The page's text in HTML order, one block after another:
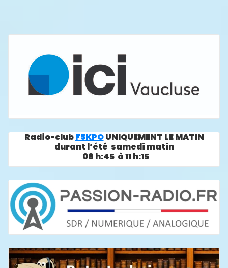
Radio-clubF5KPOUNIQUEMENT LE MATIN
durant l’été samedi matin
08 h:45 à 11 h:15